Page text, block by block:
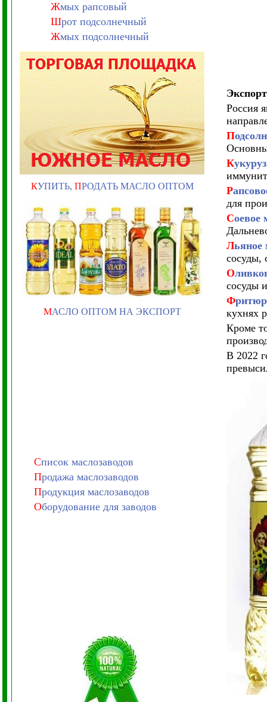
Жмых рапсовый
Шрот подсолнечный
Жмых подсолнечный
КУПИТЬ, ПРОДАТЬ МАСЛО ОПТОМ
МАСЛО ОПТОМ НА ЭКСПОРТ
Список маслозаводов
Продажа маслозаводов
Продукция маслозаводов
Оборудование для заводов
Россия
П
К
Р
для
Соевое
Льяное
сосуды,
О
сосуды
Ф
кухнях
Кроме
В 2022